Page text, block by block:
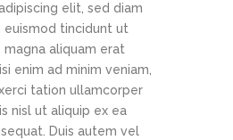
elit, sed diam
euismod tincidunt ut
aliquam erat
enim ad minim veniam,
tation ullamcorper
nisl ut aliquip ex ea
Duis autem vel